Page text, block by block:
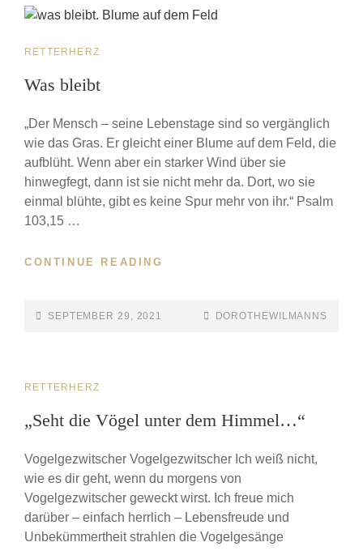
RETTERHERZ
Was bleibt
„Der Mensch – seine Lebenstage sind so vergänglich
wie das Gras. Er gleicht einer Blume auf dem Feld, die
aufblüht. Wenn aber ein starker Wind über sie
hinwegfegt, dann ist sie nicht mehr da. Dort, wo sie
einmal blühte, gibt es keine Spur mehr von ihr.“ Psalm
103,15 …
CONTINUE READING
SEPTEMBER 29, 2021 DOROTHEWILMANNS
RETTERHERZ
„Seht die Vögel unter dem Himmel…“
Vogelgezwitscher Vogelgezwitscher Ich weiß nicht,
wie es dir geht, wenn du morgens von
Vogelgezwitscher geweckt wirst. Ich freue mich
darüber – einfach herrlich – Lebensfreude und
Unbekümmertheit strahlen die Vogelgesänge